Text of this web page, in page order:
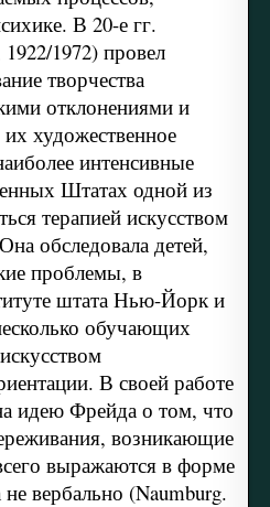
В 20-е гг.
1972) провел
творчества
отклонениями и
художественное
интенсивные
Штатах одной из
терапией искусством
обследовала детей,
проблемы, в
штата Нью-Йорк и
обучающих
В своей работе
идею Фрейда о том, что
возникающие
выражаются в форме
вербально (Naumburg.